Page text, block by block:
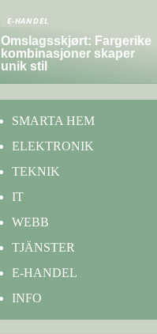
E-HANDEL
Omslagsskjørt: Fargerike
kombinasjoner skaper
unik stil
SMARTA HEM
ELEKTRONIK
TEKNIK
IT
WEBB
TJÄNSTER
E-HANDEL
INFO